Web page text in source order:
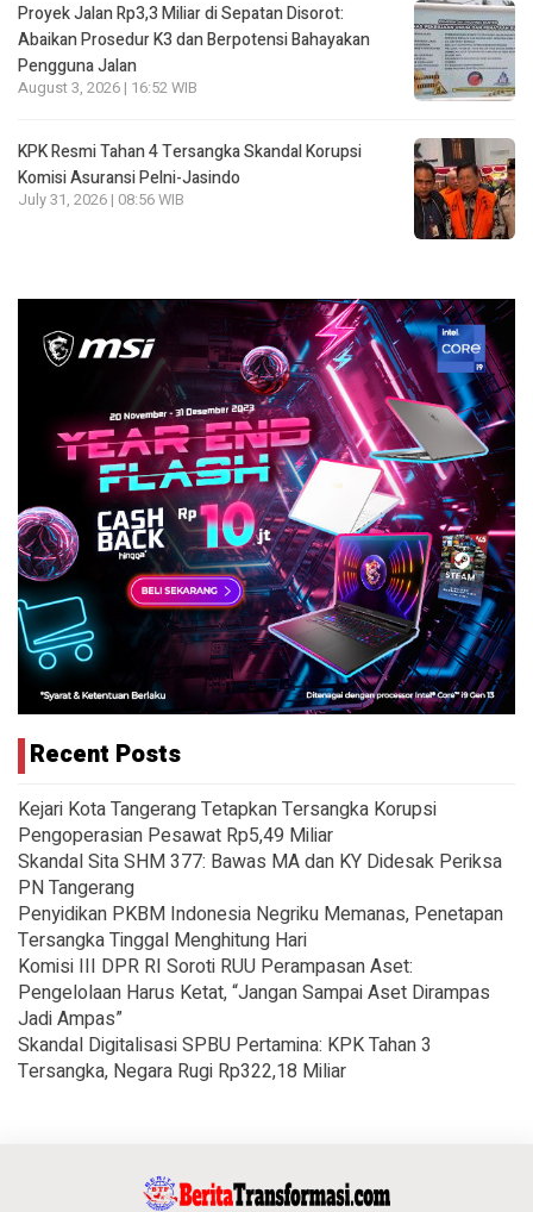
Proyek Jalan Rp3,3 Miliar di Sepatan Disorot:
Abaikan Prosedur K3 dan Berpotensi Bahayakan
Pengguna Jalan
August 3, 2026 | 16:52 WIB
KPK Resmi Tahan 4 Tersangka Skandal Korupsi
Komisi Asuransi Pelni-Jasindo
July 31, 2026 | 08:56 WIB
Recent Posts
Kejari Kota Tangerang Tetapkan Tersangka Korupsi
Pengoperasian Pesawat Rp5,49 Miliar
Skandal Sita SHM 377: Bawas MA dan KY Didesak Periksa
PN Tangerang
Penyidikan PKBM Indonesia Negriku Memanas, Penetapan
Tersangka Tinggal Menghitung Hari
Komisi III DPR RI Soroti RUU Perampasan Aset:
Pengelolaan Harus Ketat, “Jangan Sampai Aset Dirampas
Jadi Ampas”
Skandal Digitalisasi SPBU Pertamina: KPK Tahan 3
Tersangka, Negara Rugi Rp322,18 Miliar